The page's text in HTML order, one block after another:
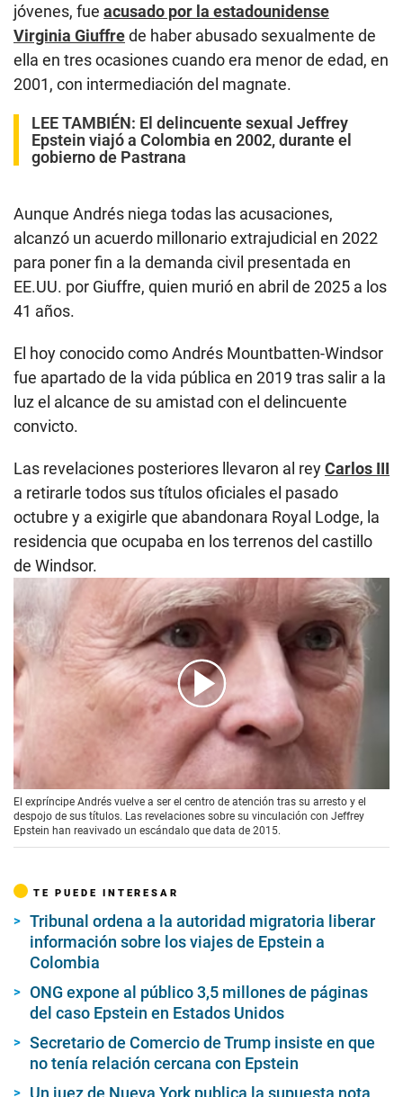
jóvenes, fue acusado por la estadounidense
Virginia Giuffrede haber abusado sexualmente de
ella en tres ocasiones cuando era menor de edad, en
2001, con intermediación del magnate.
LEE TAMBIÉN: El delincuente sexual Jeffrey
Epstein viajó a Colombia en 2002, durante el
gobierno de Pastrana
Aunque Andrés niega todas las acusaciones,
alcanzó un acuerdo millonario extrajudicial en 2022
para poner fin a la demanda civil presentada en
EE.UU. por Giuffre, quien murió en abril de 2025 a los
41 años.
El hoy conocido como Andrés Mountbatten-Windsor
fue apartado de la vida pública en 2019 tras salir a la
luz el alcance de su amistad con el delincuente
convicto.
Las revelaciones posteriores llevaron al reyCarlos III
a retirarle todos sus títulos oficiales el pasado
octubre y a exigirle que abandonara Royal Lodge, la
residencia que ocupaba en los terrenos del castillo
de Windsor.
00:00
El expríncipe Andrés vuelve a ser el centro de atención tras su arresto y el
despojo de sus títulos. Las revelaciones sobre su vinculación con Jeffrey
Epstein han reavivado un escándalo que data de 2015.
TE PUEDE INTERESAR
Tribunal ordena a la autoridad migratoria liberar
información sobre los viajes de Epstein a
Colombia
ONG expone al público 3,5 millones de páginas
del caso Epstein en Estados Unidos
Secretario de Comercio de Trump insiste en que
no tenía relación cercana con Epstein
Un juez de Nueva York publica la supuesta nota